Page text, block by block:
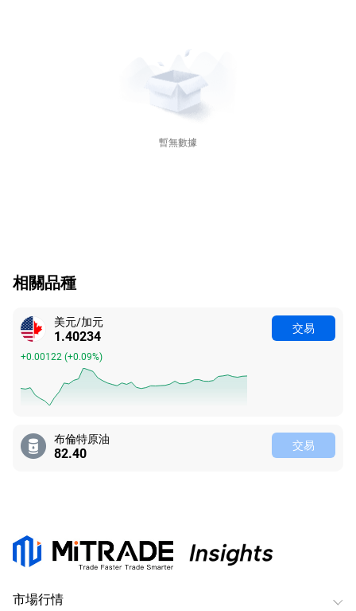
暫無數據
相關品種
美元/加元
1.40234
+0.00122 (+0.09%)
交易
布倫特原油
82.40 交易
市場行情